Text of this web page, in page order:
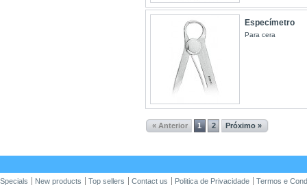
Especímetro
Para cera
« Anterior 1 2 Próximo »
Specials New products Top sellers Contact us Politica de Privacidade
Termos e